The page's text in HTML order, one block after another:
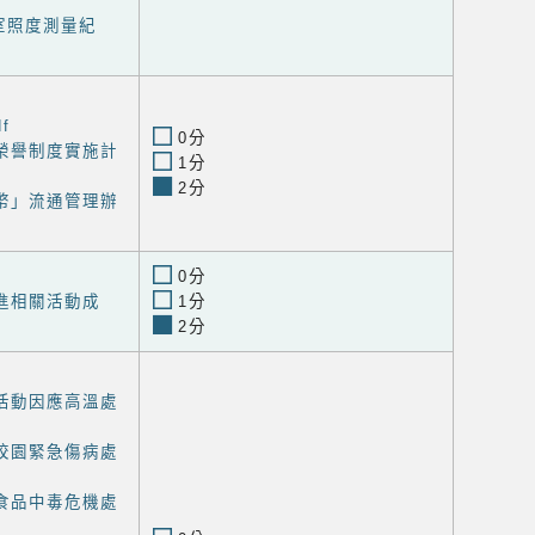
照度測量紀
譽制度實施計
」流通管理辦
0分
1分
2分
相關活動成
0分
1分
2分
動因應高溫處
園緊急傷病處
品中毒危機處